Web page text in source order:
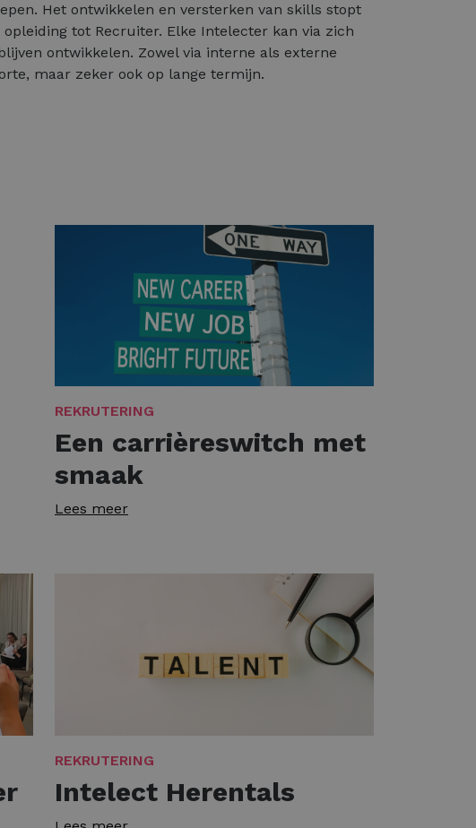
Het ontwikkelen en versterken van skills stopt
tot Recruiter. Elke Intelecter kan via zich
ontwikkelen. Zowel via interne als externe
maar zeker ook op lange termijn.
REKRUTERING
Een carrièreswitch met
smaak
Lees meer
REKRUTERING
Intelect Herentals